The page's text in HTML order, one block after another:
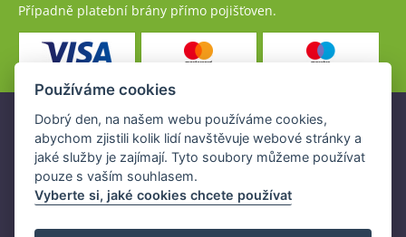
Případně platební brány přímo pojišťoven.
Pojistné produkty jsou nabízeny společností
www.POJISTENI.cz, a.s. na základě platné licence České
národní banky (ČNB).
Licence ČNB umožňuje www.POJISTENI.cz, a.s. poskytovat
Používáme cookies
Dobrý den, na našem webu používáme cookies,
abychom zjistili kolik lidí navštěvuje webové stránky a
jaké služby je zajímají. Tyto soubory můžeme používat
pouze s vaším souhlasem.
Vyberte si, jaké cookies chcete používat